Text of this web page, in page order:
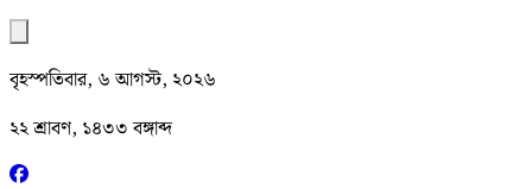
বৃহস্পতিবার, ৬ আগস্ট, ২০২৬
২২ শ্রাবণ, ১৪৩৩ বঙ্গাব্দ